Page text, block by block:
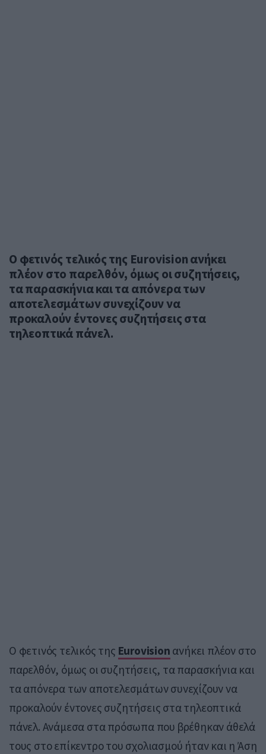
Ο φετινός τελικός της Eurovision ανήκει
πλέον στο παρελθόν, όμως οι συζητήσεις,
τα παρασκήνια και τα απόνερα των
αποτελεσμάτων συνεχίζουν να
προκαλούν έντονες συζητήσεις στα
τηλεοπτικά πάνελ.
Ο φετινός τελικός της Eurovision ανήκει πλέον στο
παρελθόν, όμως οι συζητήσεις, τα παρασκήνια και
τα απόνερα των αποτελεσμάτων συνεχίζουν να
προκαλούν έντονες συζητήσεις στα τηλεοπτικά
πάνελ. Ανάμεσα στα πρόσωπα που βρέθηκαν άθελά
τους στο επίκεντρο του σχολιασμού ήταν και η Άση